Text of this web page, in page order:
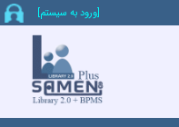
[ورود به سيستم]